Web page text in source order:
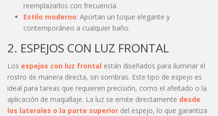
reemplazarlos con frecuencia.
Estilo moderno: Aportan un toque elegante y
contemporáneo a cualquier baño.
2. ESPEJOS CON LUZ FRONTAL
Los espejos con luz frontal están diseñados para iluminar el
rostro de manera directa, sin sombras. Este tipo de espejo es
ideal para tareas que requieren precisión, como el afeitado o la
aplicación de maquillaje. La luz se emite directamente desde
los laterales o la parte superior del espejo, lo que garantiza